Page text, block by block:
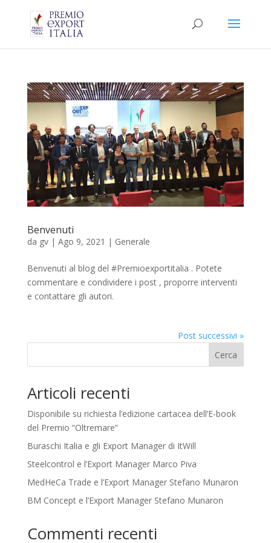
Benvenuti
da gv| Ago 9, 2021 | Generale
Benvenuti al blog del #Premioexportitalia . Potete
commentare e condividere i post , proporre interventi
e contattare gli autori.
Post successivi »
Cerca
Articoli recenti
Disponibile su richiesta l’edizione cartacea dell’E-book
del Premio “Oltremare”
Buraschi Italia e gli Export Manager di ItWill
Steelcontrol e l’Export Manager Marco Piva
MedHeCa Trade e l’Export Manager Stefano Munaron
BM Concept e l’Export Manager Stefano Munaron
Commenti recenti